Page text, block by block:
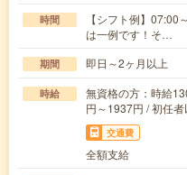
時間
【シフト例】
は一例です！そ…
期間 即日～2ヶ月以上
時給
無資格の方：時給
円～1937円 / 初任
交通費
全額支給